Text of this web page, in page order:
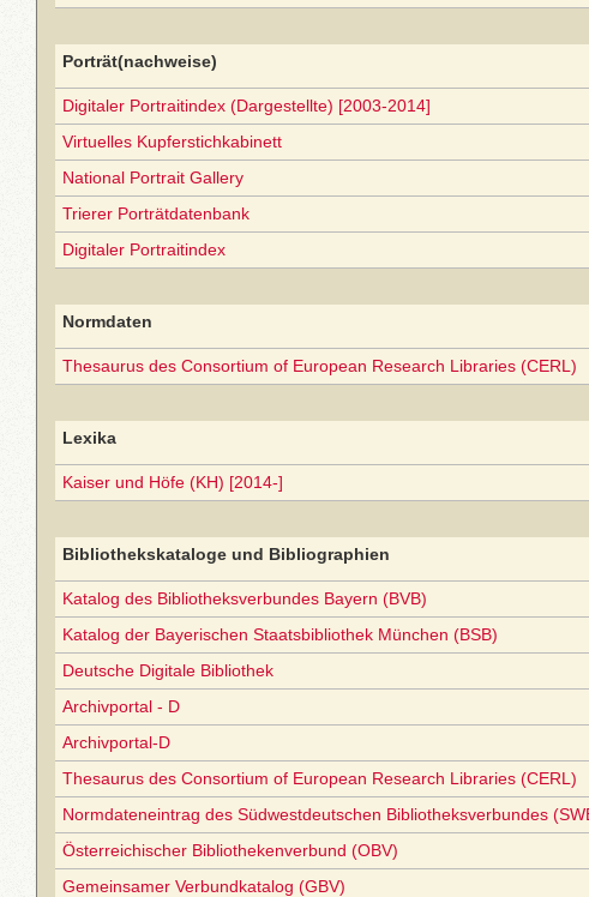
Porträt(nachweise)
Digitaler Portraitindex (Dargestellte) [2003-2014]
Virtuelles Kupferstichkabinett
National Portrait Gallery
Trierer Porträtdatenbank
Digitaler Portraitindex
Normdaten
Thesaurus des Consortium of European Research Libraries (CERL)
Lexika
Kaiser und Höfe (KH) [2014-]
Bibliothekskataloge und Bibliographien
Katalog des Bibliotheksverbundes Bayern (BVB)
Katalog der Bayerischen Staatsbibliothek München (BSB)
Deutsche Digitale Bibliothek
Archivportal - D
Archivportal-D
Thesaurus des Consortium of European Research Libraries (CERL)
Normdateneintrag des Südwestdeutschen Bibliotheksverbundes
Österreichischer Bibliothekenverbund (OBV)
Gemeinsamer Verbundkatalog (GBV)